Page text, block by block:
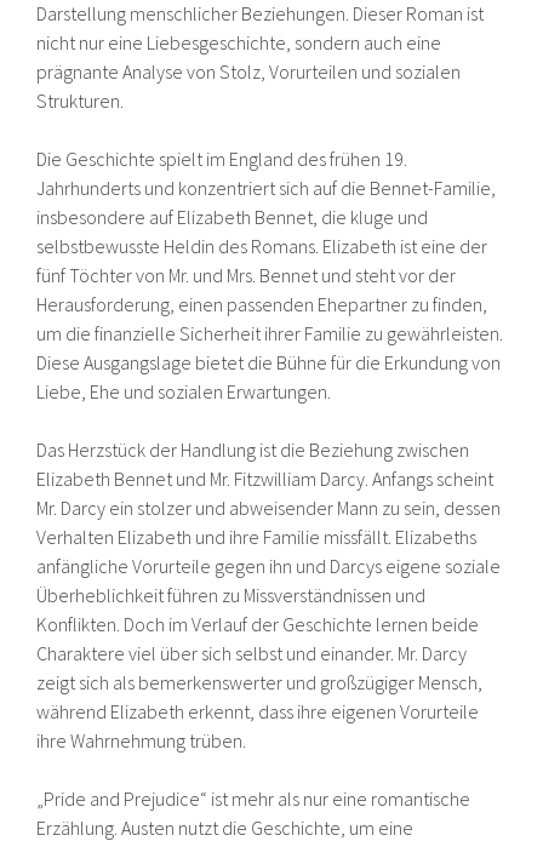
Darstellung menschlicher Beziehungen. Dieser Roman ist
nicht nur eine Liebesgeschichte, sondern auch eine
prägnante Analyse von Stolz, Vorurteilen und sozialen
Strukturen.
Die Geschichte spielt im England des frühen 19.
Jahrhunderts und konzentriert sich auf die Bennet-Familie,
insbesondere auf Elizabeth Bennet, die kluge und
selbstbewusste Heldin des Romans. Elizabeth ist eine der
fünf Töchter von Mr. und Mrs. Bennet und steht vor der
Herausforderung, einen passenden Ehepartner zu finden,
um die finanzielle Sicherheit ihrer Familie zu gewährleisten.
Diese Ausgangslage bietet die Bühne für die Erkundung von
Liebe, Ehe und sozialen Erwartungen.
Das Herzstück der Handlung ist die Beziehung zwischen
Elizabeth Bennet und Mr. Fitzwilliam Darcy. Anfangs scheint
Mr. Darcy ein stolzer und abweisender Mann zu sein, dessen
Verhalten Elizabeth und ihre Familie missfällt. Elizabeths
anfängliche Vorurteile gegen ihn und Darcys eigene soziale
Überheblichkeit führen zu Missverständnissen und
Konflikten. Doch im Verlauf der Geschichte lernen beide
Charaktere viel über sich selbst und einander. Mr. Darcy
zeigt sich als bemerkenswerter und großzügiger Mensch,
während Elizabeth erkennt, dass ihre eigenen Vorurteile
ihre Wahrnehmung trüben.
„Pride and Prejudice“ ist mehr als nur eine romantische
Erzählung. Austen nutzt die Geschichte, um eine